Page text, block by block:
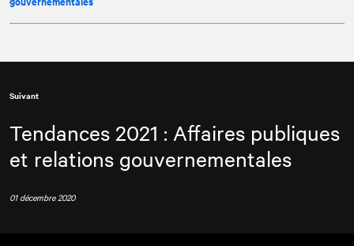
Suivant
Tendances 2021 : Affaires publiques
et relations gouvernementales
01 décembre 2020